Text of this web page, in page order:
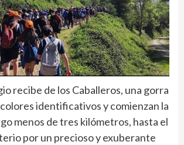
recibe de los Caballeros, una gorra
identificativos y comienzan la
menos de tres kilómetros, hasta el
por un precioso y exuberante